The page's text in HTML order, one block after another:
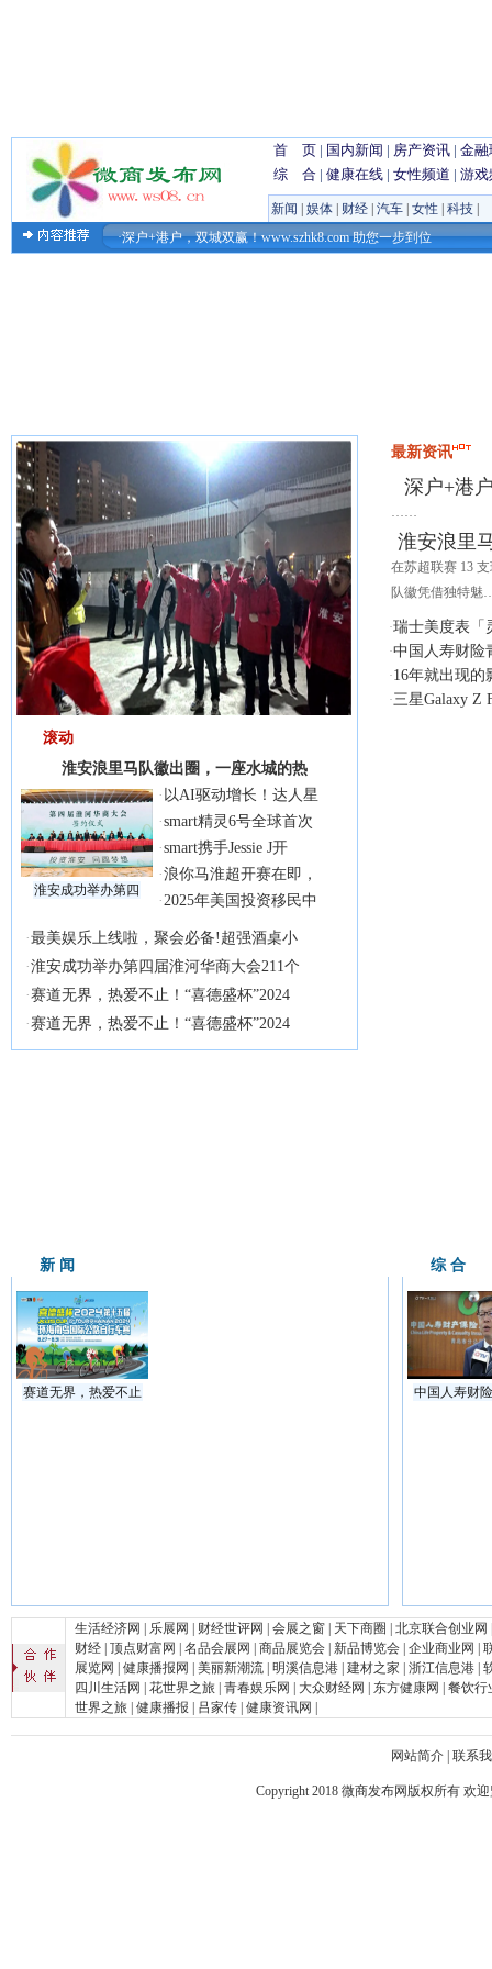
首 页 | 国内新闻 | 房产资讯 | 金融
综 合 | 健康在线 | 女性频道 | 游戏
新闻 娱体 财经 汽车 女性 科技
·深户+港户，双城双赢！www.szhk8.com 助您一步到位
滚动
淮安浪里马队徽出圈，一座水城的热
淮安成功举办第四
· 以AI驱动增长！达人星
·smart精灵6号全球首次
·smart携手Jessie J开
·浪你马淮超开赛在即，
·2025年美国投资移民中
·最美娱乐上线啦，聚会必备!超强酒桌小
·淮安成功举办第四届淮河华商大会211个
·赛道无界，热爱不止！“喜德盛杯”2024
·赛道无界，热爱不止！“喜德盛杯”2024
最新资讯
深户+港
……
淮安浪里
在苏超联赛 13
队徽凭借独特
·瑞士美度表「
·中国人寿财险
·16年就出现
·三星Galaxy Z
新 闻
赛道无界，热爱不止
综 合
中国人寿财
生活经济网 乐展网 财经世评网 会展之窗 天下商圈 北京联合创业网
财经 顶点财富网 名品会展网 商品展览会 新品博览会 企业商业网
展览网
健康播报网 美丽新潮流 明溪信息港 建材之家 浙江信息港
四川生活网
花世界之旅 青春娱乐网 大众财经网 东方健康网
餐饮行
世界之旅
健康播报 吕家传 健康资讯网
网站简介 联系
Copyright 2018 微商发布网 版权所有 欢